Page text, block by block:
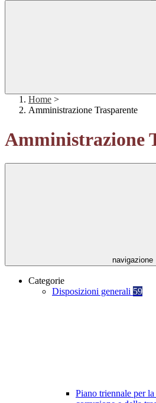
Home >
Amministrazione Trasparente
Amministrazione
navigazione
Categorie
Disposizioni generali 59
Piano triennale per